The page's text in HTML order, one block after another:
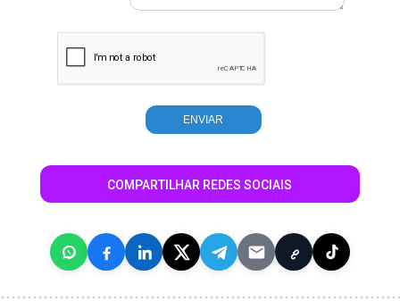
COMPARTILHAR REDES SOCIAIS